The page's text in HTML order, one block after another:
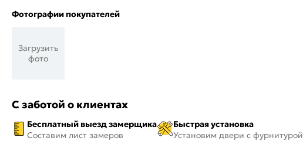
Фотографии покупателей
Загрузить
фото
С заботой о клиентах
Бесплатный выезд замерщика
Составим лист замеров
Быстрая установка
Установим двери с фурнитурой